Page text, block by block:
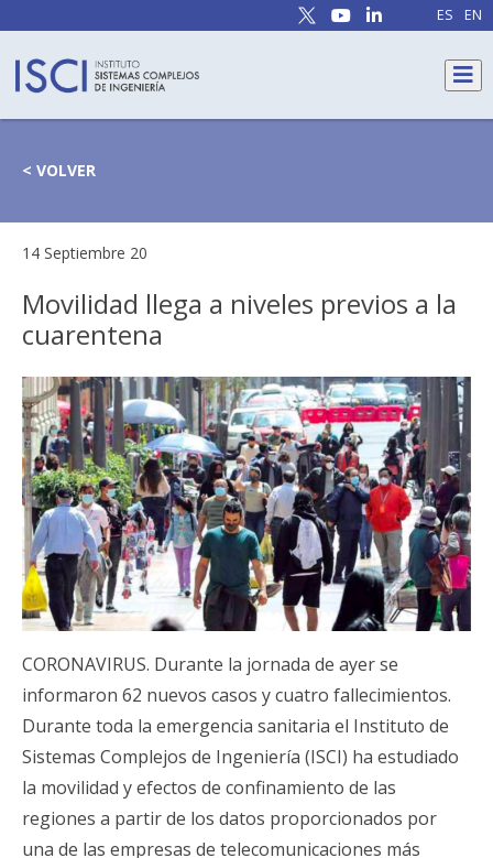
ES EN
< VOLVER
14 Septiembre 20
Movilidad llega a niveles previos a la
cuarentena
CORONAVIRUS. Durante la jornada de ayer se
informaron 62 nuevos casos y cuatro fallecimientos.
Durante toda la emergencia sanitaria el Instituto de
Sistemas Complejos de Ingeniería (ISCI) ha estudiado
la movilidad y efectos de confinamiento de las
regiones a partir de los datos proporcionados por
una de las empresas de telecomunicaciones más